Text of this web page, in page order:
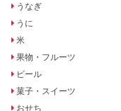
うなぎ
うに
米
果物・フルーツ
ビール
菓子・スイーツ
おせち